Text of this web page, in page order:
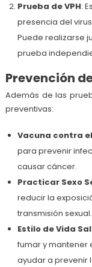
Prueba de VPH:
presencia del
Puede realizarse
prueba
Prevención
Además de las
preventivas:
Vacuna contra el
para prevenir
causar cáncer.
Practicar Sexo
reducir la
transmisión sexual.
Estilo de Vida
fumar y mantener
ayudar a prevenir